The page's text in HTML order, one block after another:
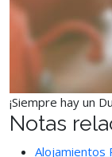
¡Siempre hay un
Notas
Alojamientos